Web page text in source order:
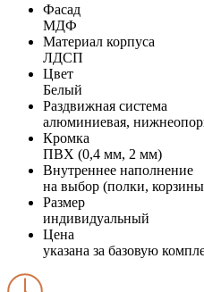
Фасад
МДФ
Материал корпуса
ЛДСП
Цвет
Белый
Раздвижная система
алюминиевая,
Кромка
ПВХ (0,4 мм, 2 мм)
Внутреннее наполнение
на выбор (полки,
Размер
индивидуальный
Цена
указана за базовую